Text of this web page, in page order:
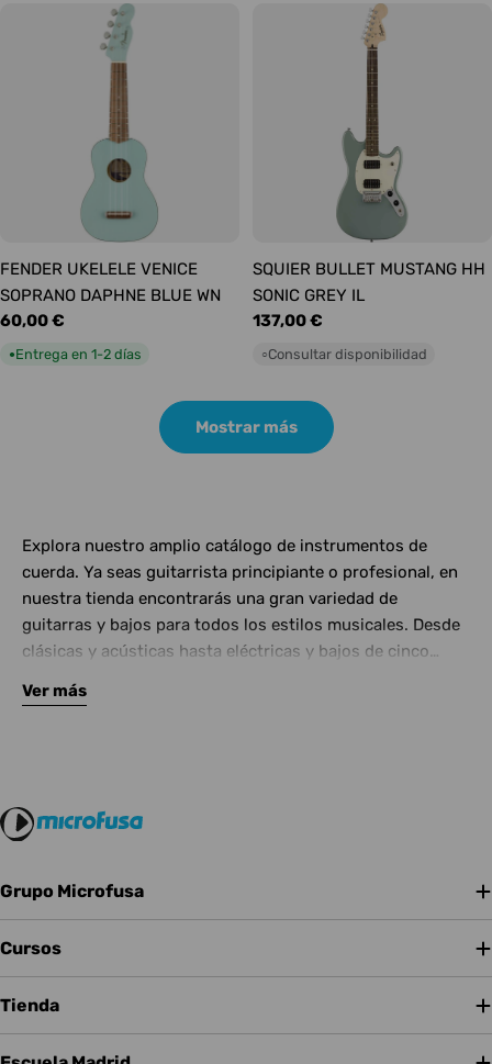
FENDER UKELELE VENICE
SOPRANO DAPHNE BLUE WN
Precio
habitual
60,00 €
●Entrega en 1-2 días
SQUIER BULLET MUSTANG HH
SONIC GREY IL
Precio
habitual
137,00 €
○Consultar disponibilidad
Mostrar más
Explora nuestro amplio catálogo de instrumentos de
cuerda. Ya seas guitarrista principiante o profesional, en
nuestra tienda encontrarás una gran variedad de
guitarras y bajos para todos los estilos musicales. Desde
clásicas y acústicas hasta eléctricas y bajos de cinco
Complementa tu instrumento con amplificadores de
Ver más
Grupo Microfusa
Cursos
Tienda